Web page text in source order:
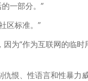
一部分。”
区标准。”
为“作为互联网的临时
恨、性语言和性暴力